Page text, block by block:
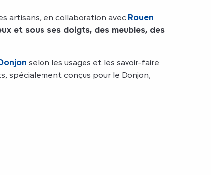
artisans, en collaboration avec Rouen
et sous ses doigts, des meubles, des
selon les usages et les savoir-faire
spécialement conçus pour le Donjon,